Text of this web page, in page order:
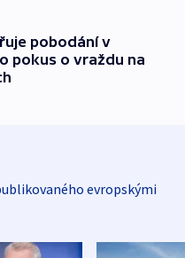
pobodání v
pokus o vraždu na
evropskými